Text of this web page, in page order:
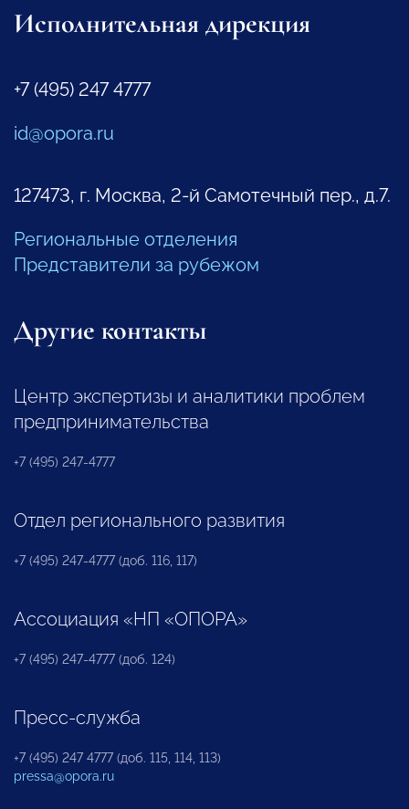
Исполнительная дирекция
+7 (495) 247 4777
id@opora.ru
127473, г. Москва, 2-й Самотечный пер., д.7.
Региональные отделения
Представители за рубежом
Другие контакты
Центр экспертизы и аналитики проблем
предпринимательства
+7 (495) 247-4777
Отдел регионального развития
+7 (495) 247-4777 (доб. 116, 117)
Ассоциация «НП «ОПОРА»
+7 (495) 247-4777 (доб. 124)
Пресс-служба
+7 (495) 247 4777 (доб. 115, 114, 113)
pressa@opora.ru